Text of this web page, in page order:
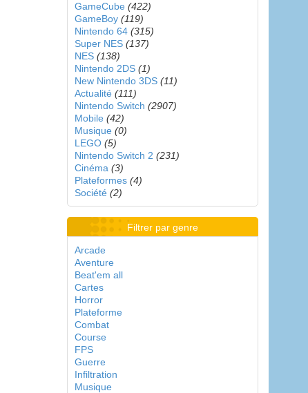
GameCube (422)
GameBoy (119)
Nintendo 64 (315)
Super NES (137)
NES (138)
Nintendo 2DS (1)
New Nintendo 3DS (11)
Actualité (111)
Nintendo Switch (2907)
Mobile (42)
Musique (0)
LEGO (5)
Nintendo Switch 2 (231)
Cinéma (3)
Plateformes (4)
Société (2)
Filtrer par genre
Arcade
Aventure
Beat'em all
Cartes
Horror
Plateforme
Combat
Course
FPS
Guerre
Infiltration
Musique